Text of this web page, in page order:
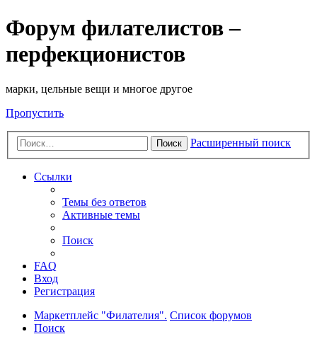
Форум филателистов –
перфекционистов
марки, цельные вещи и многое другое
Пропустить
Поиск Расширенный поиск
Ссылки
Темы без ответов
Активные темы
Поиск
FAQ
Вход
Регистрация
Маркетплейс "Филателия". Список форумов
Поиск